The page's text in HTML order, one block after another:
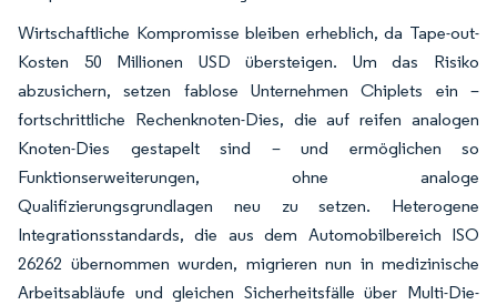
Wirtschaftliche Kompromisse bleiben erheblich, da Tape-out-
Kosten 50 Millionen USD übersteigen. Um das Risiko
abzusichern, setzen fablose Unternehmen Chiplets ein –
fortschrittliche Rechenknoten-Dies, die auf reifen analogen
Knoten-Dies gestapelt sind – und ermöglichen so
Funktionserweiterungen, ohne analoge
Qualifizierungsgrundlagen neu zu setzen. Heterogene
Integrationsstandards, die aus dem Automobilbereich ISO
26262 übernommen wurden, migrieren nun in medizinische
Arbeitsabläufe und gleichen Sicherheitsfälle über Multi-Die-